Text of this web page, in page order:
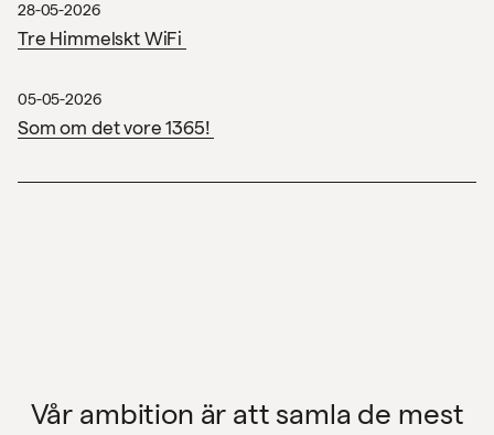
Om oss
28-05-2026
Tre Himmelskt WiFi
05-05-2026
Som om det vore 1365!
Vår ambition är att samla de mest